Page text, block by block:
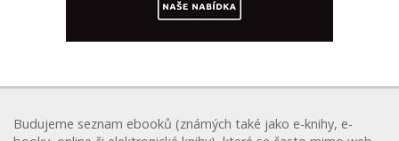
Budujeme seznam ebooků (známých také jako e-knihy, e-